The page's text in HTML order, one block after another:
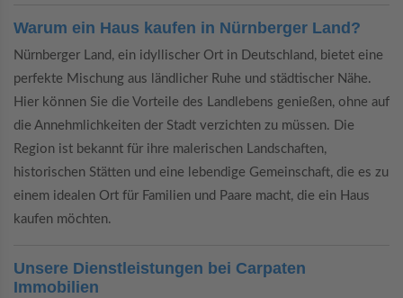
Warum ein Haus kaufen in Nürnberger Land?
Nürnberger Land, ein idyllischer Ort in Deutschland, bietet eine
perfekte Mischung aus ländlicher Ruhe und städtischer Nähe.
Hier können Sie die Vorteile des Landlebens genießen, ohne auf
die Annehmlichkeiten der Stadt verzichten zu müssen. Die
Region ist bekannt für ihre malerischen Landschaften,
historischen Stätten und eine lebendige Gemeinschaft, die es zu
einem idealen Ort für Familien und Paare macht, die ein Haus
kaufen möchten.
Unsere Dienstleistungen bei Carpaten
Immobilien